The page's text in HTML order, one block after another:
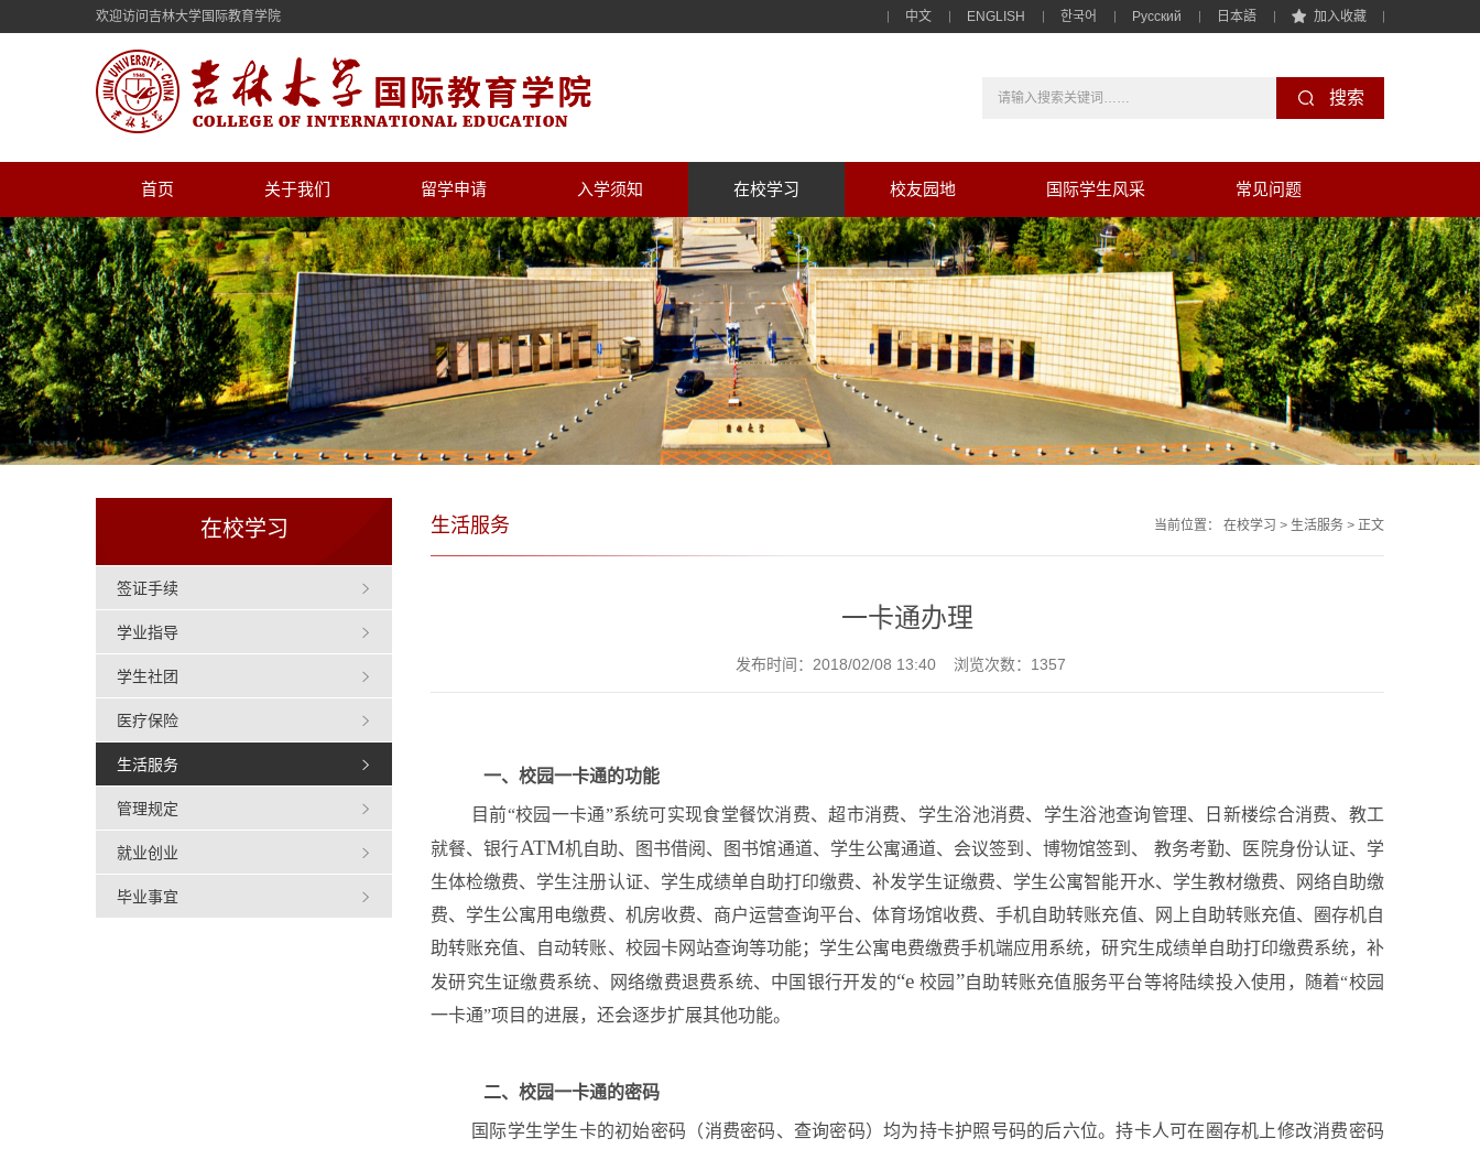
欢迎访问吉林大学国际教育学院 中文 ENGLISH 한국어 Pусский 日本語 加入收藏
首页 关于我们 留学申请 入学须知 在校学习 校友园地 国际学生风采 常见问题
在校学习
签证手续
学业指导
学生社团
医疗保险
生活服务
管理规定
就业创业
毕业事宜
生活服务 当前位置： 在校学习 > 生活服务 >正文
一卡通办理
发布时间：2018/02/08 13:40 浏览次数： 1357
一、校园一卡通的功能
目前“校园一卡通”系统可实现食堂餐饮消费、超市消费、学生浴池消费、学生浴池查询管理、日新楼综合消费、教工
就餐、银行ATM机自助、图书借阅、图书馆通道、学生公寓通道、会议签到、博物馆签到、
教务考勤、医院身份认证、学
生体检缴费、学生注册认证、学生成绩单自助打印缴费、补发学生证缴费、学生公寓智能开水、学生教材缴费、网络自助缴
费、学生公寓用电缴费、机房收费、商户运营查询平台、体育场馆收费、手机自助转账充值、网上自助转账充值、圈存机自
助转账充值、自动转账、校园卡网站查询等功能；学生公寓电费缴费手机端应用系统，研究生成绩单自助打印缴费系统，补
发研究生证缴费系统、网络缴费退费系统、中国银行开发的“e校园 ”自助转账充值服务平台等将陆续投入使用，随着“校园
一卡通”项目的进展，还会逐步扩展其他功能。
二、校园一卡通的密码
国际学生学生卡的初始密码（消费密码、查询密码）均为持卡护照号码的后六位。持卡人可在圈存机上修改消费密码